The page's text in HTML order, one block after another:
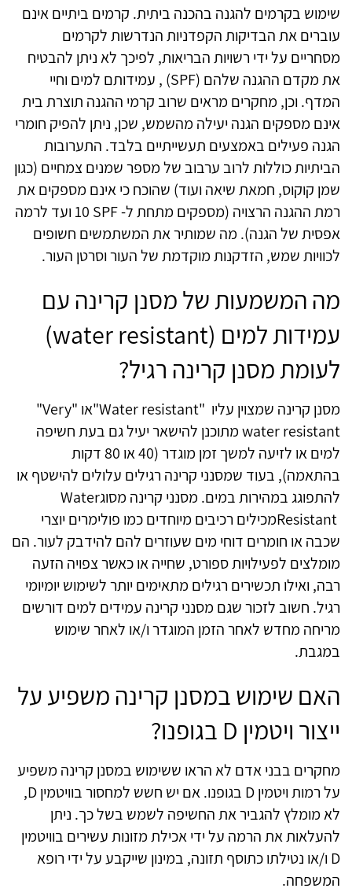
שימוש בקרמים להגנה בהכנה ביתית. קרמים ביתיים אינם
עוברים את הבדיקות הקפדניות הנדרשות לקרמים
מסחריים על ידי רשויות הבריאות, לפיכך לא ניתן להבטיח
את מקדם ההגנה שלהם (SPF)
, עמידותם למים וחיי
המדף.וכן, מחקרים מראים שרוב קרמי ההגנה תוצרת בית
אינם מספקים הגנה יעילה מהשמש, שכן, ניתן להפיק חומרי
הגנה פעילים באמצעים תעשייתיים בלבד. התערובות
הביתיות כוללות לרוב ערבוב של מספר שמנים צמחיים (כגון
שמן קוקוס, חמאת שיאה ועוד) שהוכח כי אינם מספקים את
רמת ההגנה הרצויה (מספקים מתחת ל-SPF
10 ועד לרמה
אפסית של הגנה). מה שמותיר את המשתמשים חשופים
לכוויות שמש, הזדקנות מוקדמת של העור וסרטן העור.
מה המשמעות של מסנן קרינה עם
עמידות למים (water resistant
)
לעומת מסנן קרינה רגיל?
מסנן קרינה שמצוין עליו "Water resistant"או ""Very
water resistantמתוכנן להישאר יעיל גם בעת חשיפה
למים או לזיעה למשך זמן מוגדר (40 או 80 דקות
בהתאמה), בעוד שמסנני קרינה רגילים עלולים להישטף או
להתפוגג במהירות במים. מסנני קרינה מסוגWater
Resistantמכילים רכיבים מיוחדים כמו פולימרים יוצרי
שכבה או חומרים דוחי מים שעוזרים להם להידבק לעור. הם
מומלצים לפעילויות ספורט, שחייה או כאשר צפויה הזעה
רבה, ואילו תכשירים רגילים מתאימים יותר לשימוש יומיומי
רגיל. חשוב לזכור שגם מסנני קרינה עמידים למים דורשים
מריחה מחדש לאחר הזמן המוגדר ו/או לאחר שימוש
במגבת.
האם שימוש במסנן קרינה משפיע על
ייצור ויטמין D בגופנו?
מחקרים בבני אדם לא הראו ששימוש במסנן קרינה משפיע
על רמות ויטמיןD בגופנו. אם יש חשש למחסור בוויטמין D,
לא מומלץ להגביר את החשיפה לשמש בשל כך. ניתן
להעלאות את הרמה על ידי אכילת מזונות עשירים בוויטמין
Dו/או נטילתו כתוסף תזונה, במינון שייקבע על ידי רופא
המשפחה.